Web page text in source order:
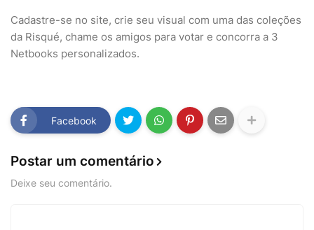
Cadastre-se no site, crie seu visual com uma das coleções
da Risqué, chame os amigos para votar e concorra a 3
Netbooks personalizados.
Facebook
Postar um comentário
Deixe seu comentário.